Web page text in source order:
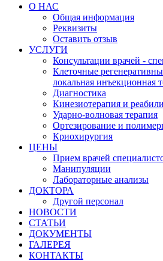
О НАС
Общая информация
Реквизиты
Оставить отзыв
УСЛУГИ
Консультации врачей -
Клеточные
локальная инъекционная
Диагностика
Кинезиотерапия и
Ударно-волновая терапия
Ортезирование и
Криохирургия
ЦЕНЫ
Прием врачей
Манипуляции
Лабораторные анализы
ДОКТОРА
Другой персонал
НОВОСТИ
СТАТЬИ
ДОКУМЕНТЫ
ГАЛЕРЕЯ
КОНТАКТЫ